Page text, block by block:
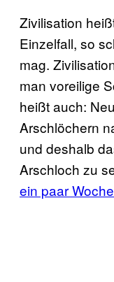
Zivilisation
Einzelfall, so
mag.
man voreilige
heißt auch:
Arschlöchern
und deshalb
Arschloch zu
ein paar